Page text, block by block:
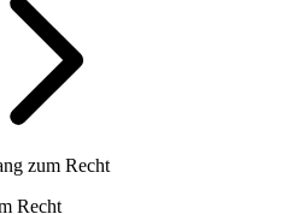
zum Recht
Recht